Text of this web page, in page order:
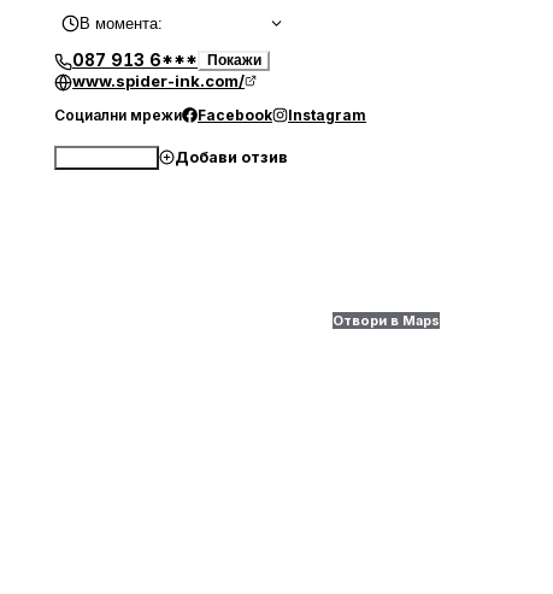
В момента:
087 913 6*** Покажи
www.spider-ink.com/
Социални мрежи Facebook Instagram
Добави отзив
Отвори в Maps